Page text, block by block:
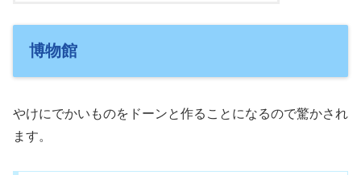
博物館
やけにでかいものをドーンと作ることになるので驚かされ
ます。